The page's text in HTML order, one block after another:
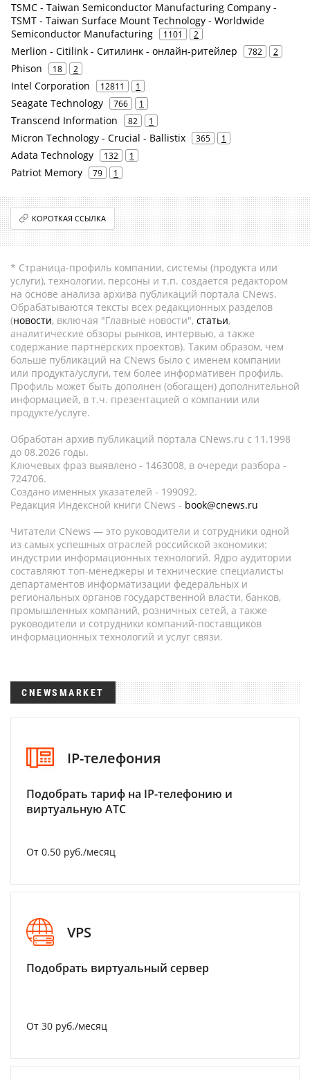
TSMC - Taiwan Semiconductor Manufacturing Company -
TSMT - Taiwan Surface Mount Technology - Worldwide
Semiconductor Manufacturing
1101 2
Merlion - Citilink - Ситилинк - онлайн-ритейлер 782 2
Phison 18 2
Intel Corporation 12811 1
Seagate Technology 766 1
Transcend Information 82 1
Micron Technology - Crucial - Ballistix 365 1
Adata Technology 132 1
Patriot Memory 79 1
КОРОТКАЯ ССЫЛКА
* Страница-профиль компании, системы (продукта или
услуги), технологии, персоны и т.п. создается редактором
на основе анализа архива публикаций портала CNews.
Обрабатываются тексты всех редакционных разделов
(новости, включая "Главные новости", статьи,
аналитические обзоры рынков, интервью, а также
содержание партнёрских проектов). Таким образом, чем
больше публикаций на CNews было с именем компании
или продукта/услуги, тем более информативен профиль.
Профиль может быть дополнен (обогащен) дополнительной
информацией, в т.ч. презентацией о компании или
продукте/услуге.
Обработан архив публикаций портала CNews.ru c 11.1998
до 08.2026 годы.
Ключевых фраз выявлено - 1463008, в очереди разбора -
724706.
Создано именных указателей - 199092.
Редакция Индексной книги CNews - book@cnews.ru
Читатели CNews — это руководители и сотрудники одной
из самых успешных отраслей российской экономики:
индустрии информационных технологий. Ядро аудитории
составляют топ-менеджеры и технические специалисты
департаментов информатизации федеральных и
региональных органов государственной власти, банков,
промышленных компаний, розничных сетей, а также
руководители и сотрудники компаний-поставщиков
информационных технологий и услуг связи.
CNEWSMARKET
IP-телефония
Подобрать тариф на IP-телефонию и
виртуальную АТС
От 0.50 руб./месяц
VPS
Подобрать виртуальный сервер
От 30 руб./месяц